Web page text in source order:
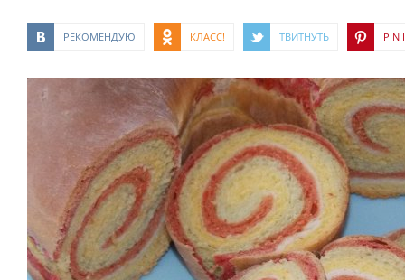
РЕКОМЕНДУЮ КЛАСС! ТВИТНУТЬ PIN